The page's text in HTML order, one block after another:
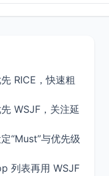
RICE，快速粗
WSJF，关注延
“Must”与优先级
列表再用 WSJF